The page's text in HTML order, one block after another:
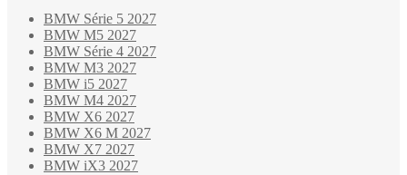
BMW Série 5 2027
BMW M5 2027
BMW Série 4 2027
BMW M3 2027
BMW i5 2027
BMW M4 2027
BMW X6 2027
BMW X6 M 2027
BMW X7 2027
BMW iX3 2027